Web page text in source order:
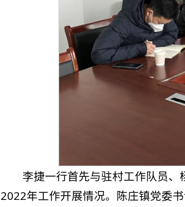
李捷一行首先与驻村工作队员
2022年工作开展情况。陈庄镇党委